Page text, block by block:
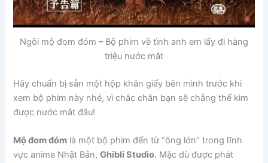
Ngôi mộ đom đóm – Bộ phim về tình anh em lấy đi hàng
triệu nước mắt
Hãy chuẩn bị sẵn một hộp khăn giấy bên mình trước khi
xem bộ phim này nhé, vì chắc chắn bạn sẽ chẳng thể kìm
được nước mắt đâu!
Mộ đom đóm là một bộ phim đến từ “ông lớn” trong lĩnh
vực anime Nhật Bản,Ghibli Studio. Mặc dù được phát